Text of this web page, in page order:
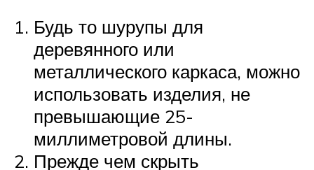
Будь то шурупы для
деревянного или
металлического каркаса, можно
использовать изделия, не
превышающие 25-
миллиметровой длины.
Прежде чем скрыть